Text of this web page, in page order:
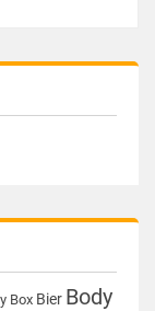
Box Bier Body